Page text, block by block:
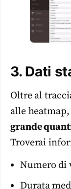
3. Dati
Oltre al
alle
grande
Troverai
Numero di
Durata